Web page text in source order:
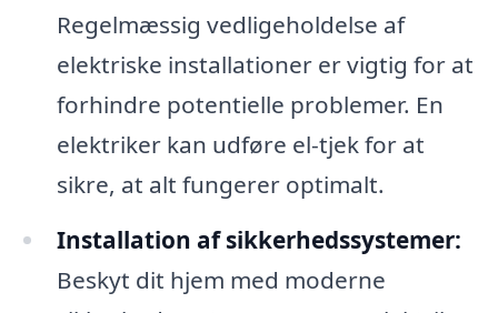
Regelmæssig vedligeholdelse af
elektriske installationer er vigtig for at
forhindre potentielle problemer. En
elektriker kan udføre el-tjek for at
sikre, at alt fungerer optimalt.
Installation af sikkerhedssystemer:
Beskyt dit hjem med moderne